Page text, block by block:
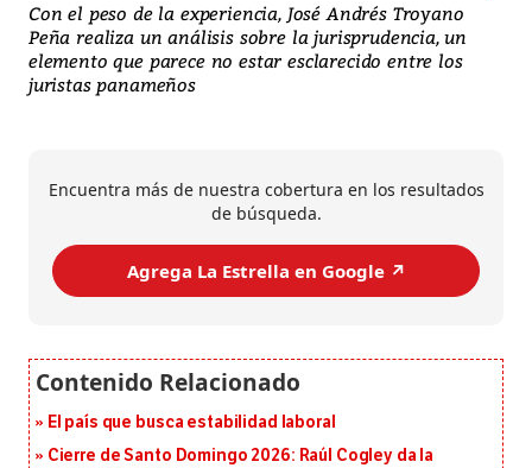
Con el peso de la experiencia, José Andrés Troyano
Peña realiza un análisis sobre la jurisprudencia, un
elemento que parece no estar esclarecido entre los
juristas panameños
Encuentra más de nuestra cobertura en los resultados
de búsqueda.
Agrega La Estrella en Google ↗️
El país que busca estabilidad laboral
Cierre de Santo Domingo 2026: Raúl Cogley da la